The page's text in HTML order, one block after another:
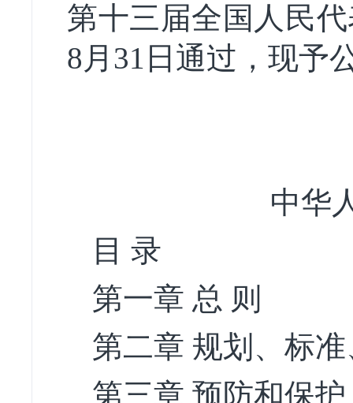
第十三届全国人民
8月31日通过，现予
中华
目 录
第一章 总 则
第二章 规划、标
第三章 预防和保护